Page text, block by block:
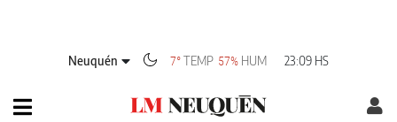
Neuquén 7°TEMP 57% HUM 23:09 HS